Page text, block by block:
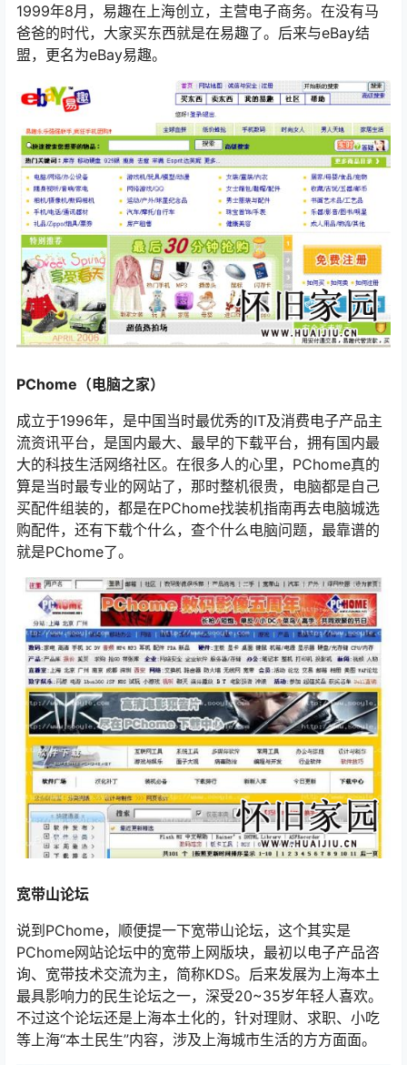
1999年8月，易趣在上海创立，主营电子商务。在没有马
爸爸的时代，大家买东西就是在易趣了。后来与eBay结
盟，更名为eBay易趣。
PChome（电脑之家）
成立于1996年，是中国当时最优秀的IT及消费电子产品主
流资讯平台，是国内最大、最早的下载平台，拥有国内最
大的科技生活网络社区。在很多人的心里，PChome真的
算是当时最专业的网站了，那时整机很贵，电脑都是自己
买配件组装的，都是在PChome找装机指南再去电脑城选
购配件，还有下载个什么，查个什么电脑问题，最靠谱的
就是PChome了。
宽带山论坛
说到PChome，顺便提一下宽带山论坛，这个其实是
PChome网站论坛中的宽带上网版块，最初以电子产品咨
询、宽带技术交流为主，简称KDS。后来发展为上海本土
最具影响力的民生论坛之一，深受20~35岁年轻人喜欢。
不过这个论坛还是上海本土化的，针对理财、求职、小吃
等上海“本土民生”内容，涉及上海城市生活的方方面面。